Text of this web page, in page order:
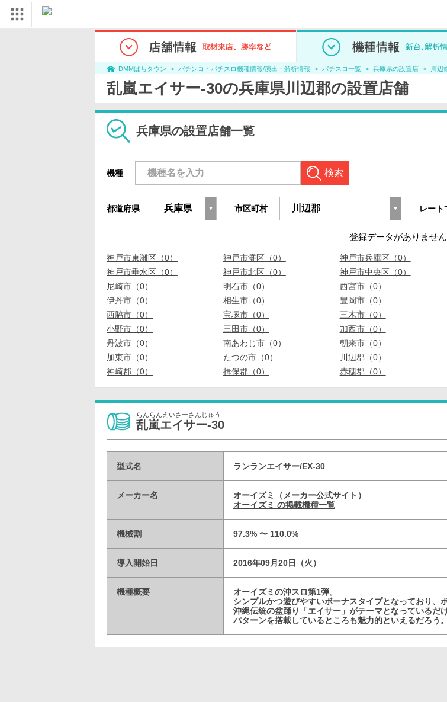
DMMぱちタウン パチンコ・パチスロ機種情報/演出・解析情報 パチスロ一覧 兵庫県の設置店 川辺
乱嵐エイサー-30の兵庫県川辺郡の設置店舗
兵庫県の設置店舗一覧
機種 検索
都道府県 市区町村 レート
登録データがありません
神戸市東灘区（0） 神戸市灘区（0） 神戸市兵庫区（0）
神戸市垂水区（0）
神戸市北区（0） 神戸市中央区（0）
尼崎市（0）
明石市（0） 西宮市（0）
伊丹市（0）
相生市（0） 豊岡市（0）
西脇市（0）
宝塚市（0） 三木市（0）
小野市（0）
三田市（0） 加西市（0）
丹波市（0）
南あわじ市（0） 朝来市（0）
加東市（0）
たつの市（0） 川辺郡（0）
神崎郡（0）
揖保郡（0） 赤穂郡（0）
らんらんえいさーさんじゅう
乱嵐エイサー-30
型式名 ランランエイサー/EX-30
メーカー名
オーイズミ（メーカー公式サイト）
オーイズミ の掲載機種一覧
機械割 97.3% 〜 110.0%
導入開始日 2016年09月20日（火）
機種概要
オーイズミの沖スロ第1弾。
シンプルかつ遊びやすいボーナスタイプとなっており、
沖縄伝統の盆踊り「エイサー」がテーマとなっている
パターンを搭載しているところも魅力的といえるだろう。